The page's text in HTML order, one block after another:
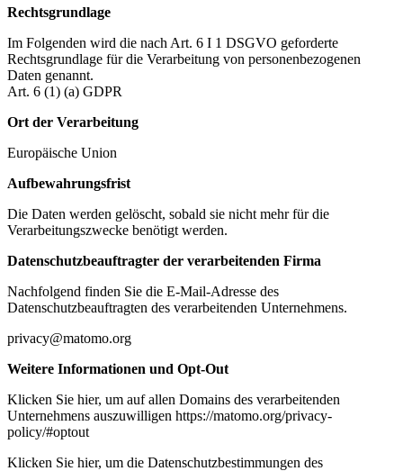
Rechtsgrundlage
Im Folgenden wird die nach Art. 6 I 1 DSGVO geforderte
Rechtsgrundlage für die Verarbeitung von personenbezogenen
Daten genannt.
Art. 6 (1) (a) GDPR
Ort der Verarbeitung
Europäische Union
Aufbewahrungsfrist
Die Daten werden gelöscht, sobald sie nicht mehr für die
Verarbeitungszwecke benötigt werden.
Datenschutzbeauftragter der verarbeitenden Firma
Nachfolgend finden Sie die E-Mail-Adresse des
Datenschutzbeauftragten des verarbeitenden Unternehmens.
privacy@matomo.org
Weitere Informationen und Opt-Out
Klicken Sie hier, um auf allen Domains des verarbeitenden
Unternehmens auszuwilligen https://matomo.org/privacy-
policy/#optout
Klicken Sie hier, um die Datenschutzbestimmungen des